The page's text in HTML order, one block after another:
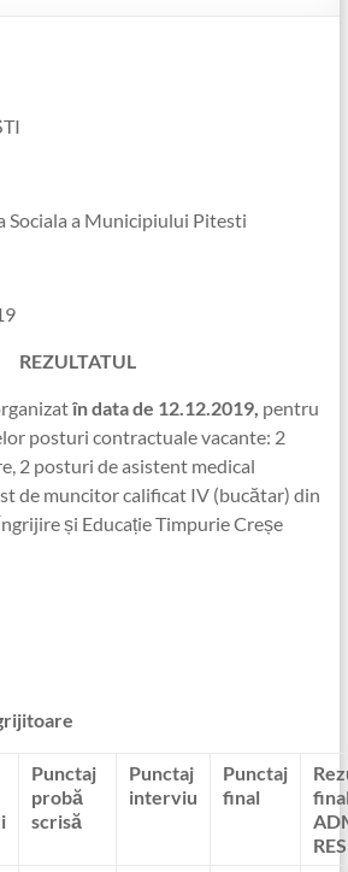
Sociala a Municipiului Pitesti
REZULTATUL
în data de 12.12.2019, pentru
posturi contractuale vacante: 2
2 posturi de asistent medical
de muncitor calificat IV (bucătar) din
și Educație Timpurie Creșe
Punctaj
probă
scrisă
Punctaj
interviu
Punctaj
final